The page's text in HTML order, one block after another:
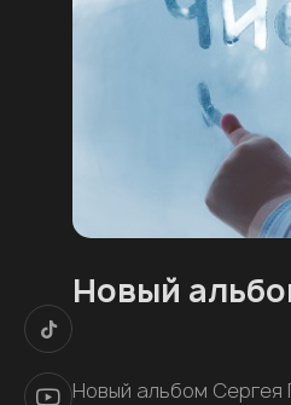
Новый
Новый альбом